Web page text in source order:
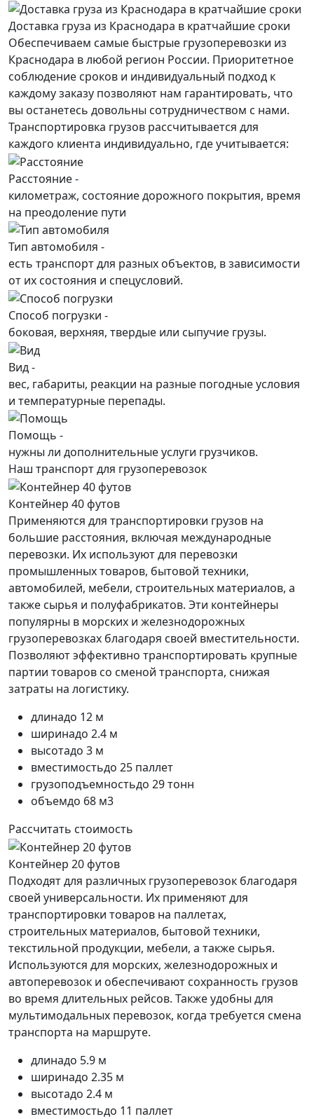
Доставка груза из Краснодара в кратчайшие сроки
Обеспечиваем самые быстрые грузоперевозки из
Краснодара в любой регион России. Приоритетное
соблюдение сроков и индивидуальный подход к
каждому заказу позволяют нам гарантировать, что
вы останетесь довольны сотрудничеством с нами.
Транспортировка грузов рассчитывается для
каждого клиента индивидуально, где учитывается:
Расстояние -
километраж, состояние дорожного покрытия, время
на преодоление пути
Тип автомобиля -
есть транспорт для разных объектов, в зависимости
от их состояния и спецусловий.
Способ погрузки -
боковая, верхняя, твердые или сыпучие грузы.
Вид -
вес, габариты, реакции на разные погодные условия
и температурные перепады.
Помощь -
нужны ли дополнительные услуги грузчиков.
Наш транспорт для грузоперевозок
Контейнер 40 футов
Применяются для транспортировки грузов на
большие расстояния, включая международные
перевозки. Их используют для перевозки
промышленных товаров, бытовой техники,
автомобилей, мебели, строительных материалов, а
также сырья и полуфабрикатов. Эти контейнеры
популярны в морских и железнодорожных
грузоперевозках благодаря своей вместительности.
Позволяют эффективно транспортировать крупные
партии товаров со сменой транспорта, снижая
затраты на логистику.
длинадо 12 м
ширинадо 2.4 м
высотадо 3 м
вместимостьдо 25 паллет
грузоподъемностьдо 29 тонн
объемдо 68 м3
Рассчитать стоимость
Контейнер 20 футов
Подходят для различных грузоперевозок благодаря
своей универсальности. Их применяют для
транспортировки товаров на паллетах,
строительных материалов, бытовой техники,
текстильной продукции, мебели, а также сырья.
Используются для морских, железнодорожных и
автоперевозок и обеспечивают сохранность грузов
во время длительных рейсов. Также удобны для
мультимодальных перевозок, когда требуется смена
транспорта на маршруте.
длинадо 5.9 м
ширинадо 2.35 м
высотадо 2.4 м
вместимостьдо 11 паллет